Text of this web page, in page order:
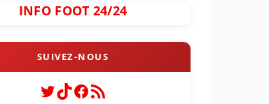
INFO FOOT 24/24
Twitter
TikTok
Facebook
Flux RSS